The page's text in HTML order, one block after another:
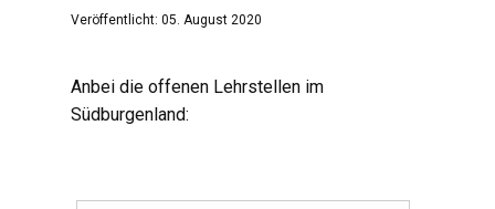
Veröffentlicht: 05. August 2020
Anbei die offenen Lehrstellen im
Südburgenland: